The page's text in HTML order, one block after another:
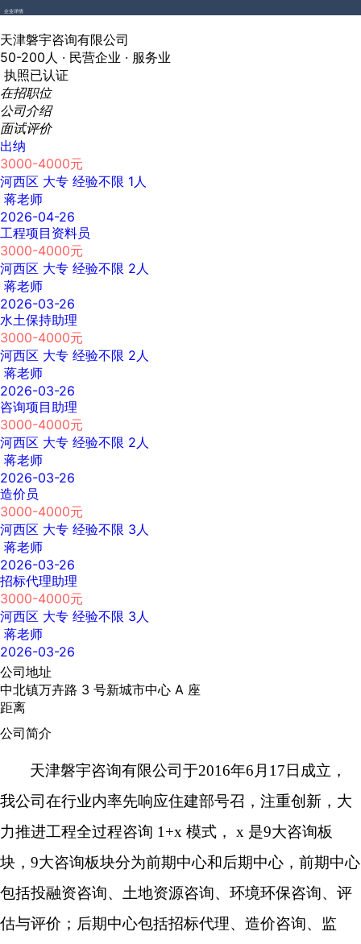
企业详情
天津磐宇咨询有限公司
50-200人 · 民营企业 · 服务业
执照已认证
在招职位
公司介绍
面试评价
出纳
3000-4000元
河西区 大专 经验不限 1人
蒋老师
2026-04-26
工程项目资料员
3000-4000元
河西区 大专 经验不限 2人
蒋老师
2026-03-26
水土保持助理
3000-4000元
河西区 大专 经验不限 2人
蒋老师
2026-03-26
咨询项目助理
3000-4000元
河西区 大专 经验不限 2人
蒋老师
2026-03-26
造价员
3000-4000元
河西区 大专 经验不限 3人
蒋老师
2026-03-26
招标代理助理
3000-4000元
河西区 大专 经验不限 3人
蒋老师
2026-03-26
公司地址
中北镇万卉路 3 号新城市中心 A 座
距离
公司简介
天津磐宇咨询有限公司于2016年6月17日成立，
我公司在行业内率先响应住建部号召，注重创新，大
力推进工程全过程咨询 1+x 模式 ， x 是9大咨询板
块 ， 9大咨询板块分为前期中心和后期中心，前期中心
包括投融资咨询、土地资源咨询、环境环保咨询、评
估与评价 ；后期中心包括招标代理、造价咨询、监